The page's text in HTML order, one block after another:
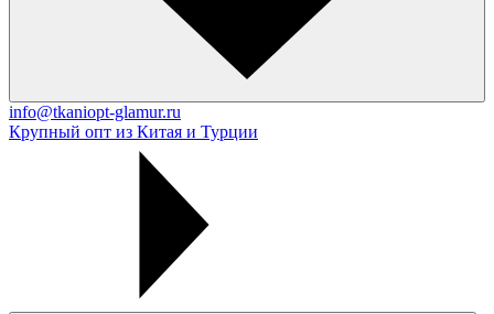
info@tkaniopt-glamur.ru
Крупный опт из Китая и Турции